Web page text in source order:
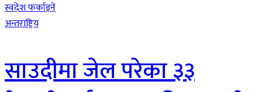
अन्तराष्ट्रिय
साउदीमा जेल परेका ३३